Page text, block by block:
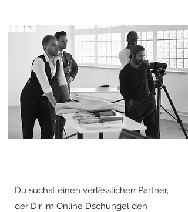
Du suchst einen verlässlichen Partner,
der Dir im Online Dschungel den